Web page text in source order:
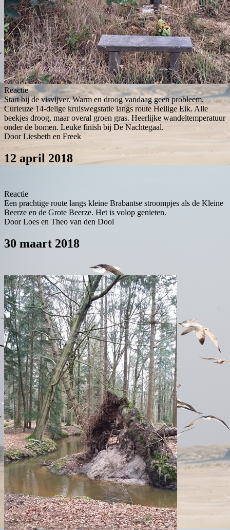
Reactie
Start bij de visvijver. Warm en droog vandaag geen probleem.
Curieuze 14-delige kruiswegstatie langs route Heilige Eik. Alle
beekjes droog, maar overal groen gras. Heerlijke wandeltemperatuur
onder de bomen. Leuke finish bij De Nachtegaal.
Door Liesbeth en Freek
12 april 2018
Reactie
Een prachtige route langs kleine Brabantse stroompjes als de Kleine
Beerze en de Grote Beerze. Het is volop genieten.
Door Loes en Theo van den Dool
30 maart 2018